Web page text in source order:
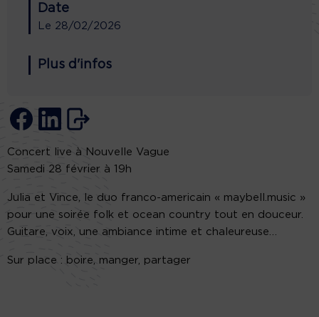
Date
Le 28/02/2026
Plus d'infos
Concert live à Nouvelle Vague
Samedi 28 février à 19h
Julia et Vince, le duo franco-americain « maybell.music »
pour une soirée folk et ocean country tout en douceur.
Guitare, voix, une ambiance intime et chaleureuse…
Sur place : boire, manger, partager